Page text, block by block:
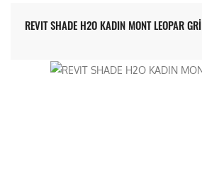
REVIT SHADE H2O KADIN MONT LEOPAR GRİ